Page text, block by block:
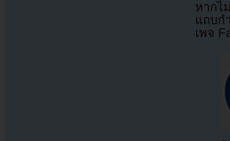
หากไ
แถบก
เพจ